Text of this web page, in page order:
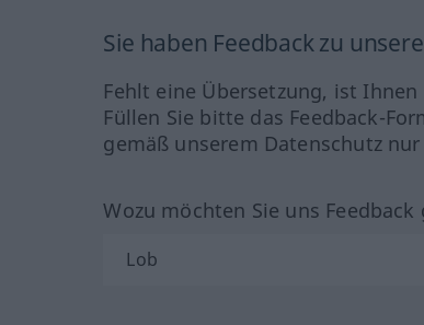
Sie haben Feedback zu
Fehlt eine Übersetzung, ist
Füllen Sie bitte das Feedback-
gemäß unserem Datenschutz
Wozu möchten Sie uns Feedback